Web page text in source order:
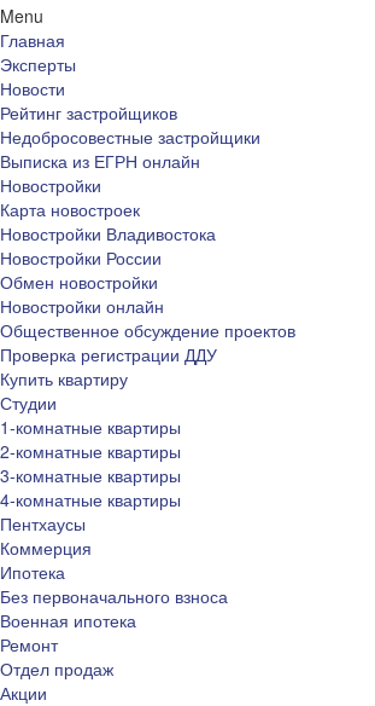
Menu
Главная
Эксперты
Новости
Рейтинг застройщиков
Недобросовестные застройщики
Выписка из ЕГРН онлайн
Новостройки
Карта новостроек
Новостройки Владивостока
Новостройки России
Обмен новостройки
Новостройки онлайн
Общественное обсуждение проектов
Проверка регистрации ДДУ
Купить квартиру
Студии
1-комнатные квартиры
2-комнатные квартиры
3-комнатные квартиры
4-комнатные квартиры
Пентхаусы
Коммерция
Ипотека
Без первоначального взноса
Военная ипотека
Ремонт
Отдел продаж
Акции